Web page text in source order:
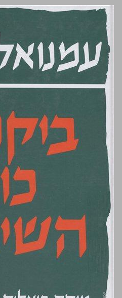
ביקורת כוח השיפוט ... 0